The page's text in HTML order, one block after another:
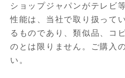
ショップジャパンがテレビ
性能は、当社で取り扱って
るものであり、類似品、コ
のとは限りません。ご購入
い。